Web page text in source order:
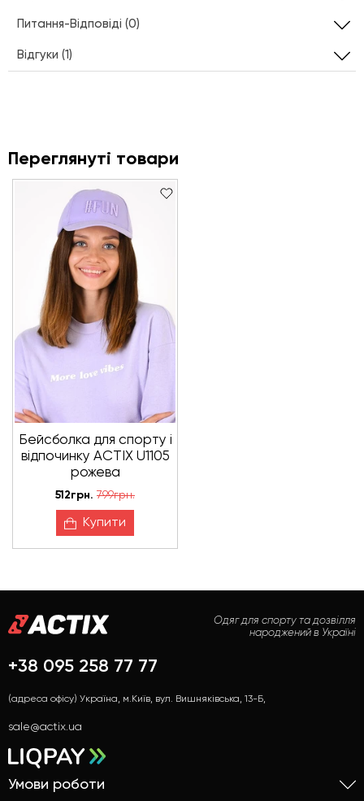
Питання-Відповіді (0)
Відгуки (1)
Переглянуті товари
Бейсболка для спорту і
відпочинку ACTIX U1105
рожева
512грн. 799грн.
Купити
Одяг для спорту та дозвілля
народжений в Україні
+38 095 258 77 77
(адреса офісу) Україна, м.Київ, вул. Вишняківська, 13-Б,
sale@actix.ua
Умови роботи